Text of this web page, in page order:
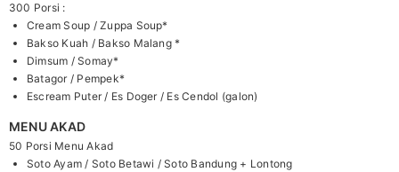
300 Porsi :
Cream Soup / Zuppa Soup*
Bakso Kuah / Bakso Malang *
Dimsum / Somay*
Batagor / Pempek*
Escream Puter / Es Doger / Es Cendol (galon)
MENU AKAD
50 Porsi Menu Akad
Soto Ayam / Soto Betawi / Soto Bandung + Lontong